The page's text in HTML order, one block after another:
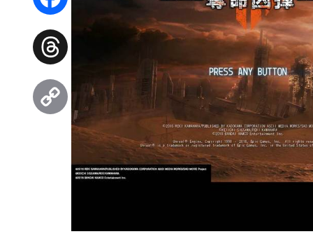
Facebook
Threads
Copy